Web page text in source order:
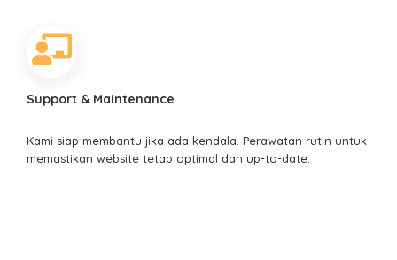
Support & Maintenance
Kami siap membantu jika ada kendala. Perawatan rutin untuk
memastikan website tetap optimal dan up-to-date.